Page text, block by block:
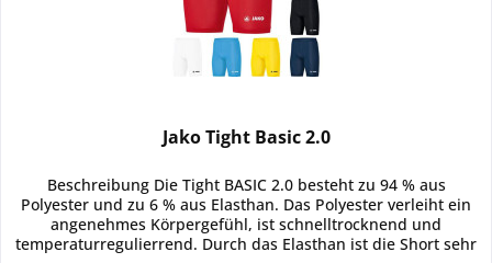
Jako Tight Basic 2.0
Beschreibung Die Tight BASIC 2.0 besteht zu 94 % aus
Polyester und zu 6 % aus Elasthan. Das Polyester verleiht ein
angenehmes Körpergefühl, ist schnelltrocknend und
temperaturregulierrend. Durch das Elasthan ist die Short sehr